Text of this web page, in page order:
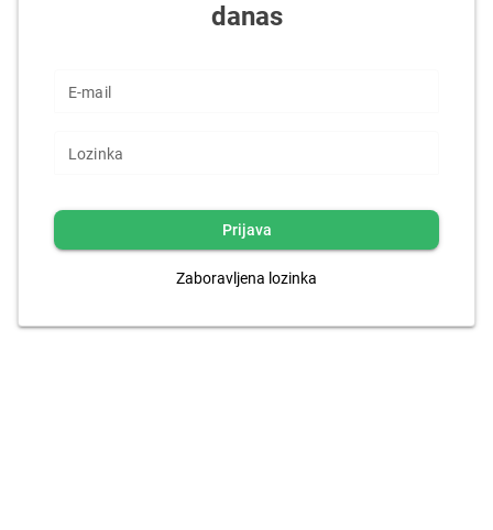
danas
E-mail
Lozinka
Prijava
Zaboravljena lozinka